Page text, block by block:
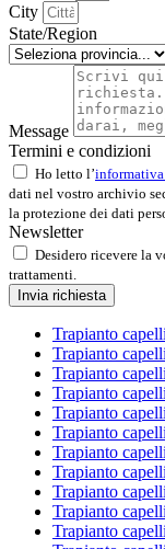
City
State/Region
Message
Termini e condizioni
Ho letto l’
dati nel vostro archivio
la protezione dei dati
Newsletter
Desidero ricevere la
trattamenti.
Invia richiesta
Trapianto
Trapianto
Trapianto
Trapianto
Trapianto
Trapianto
Trapianto
Trapianto
Trapianto
Trapianto
Trapianto